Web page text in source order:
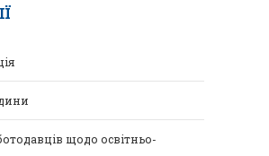
щодо освітньо-